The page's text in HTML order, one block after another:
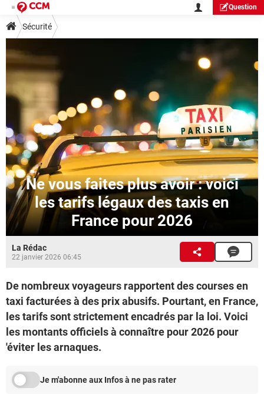
Question
Sécurité
Ne vous faites plus avoir : voici
les tarifs légaux des taxis en
France pour 2026
La Rédac
22 janvier 2026 06:45
De nombreux voyageurs rapportent des courses en
taxi facturées à des prix abusifs. Pourtant, en France,
les tarifs sont strictement encadrés par la loi. Voici
les montants officiels à connaître pour 2026 pour
'éviter les arnaques.
Je m'abonne aux Infos à ne pas rater